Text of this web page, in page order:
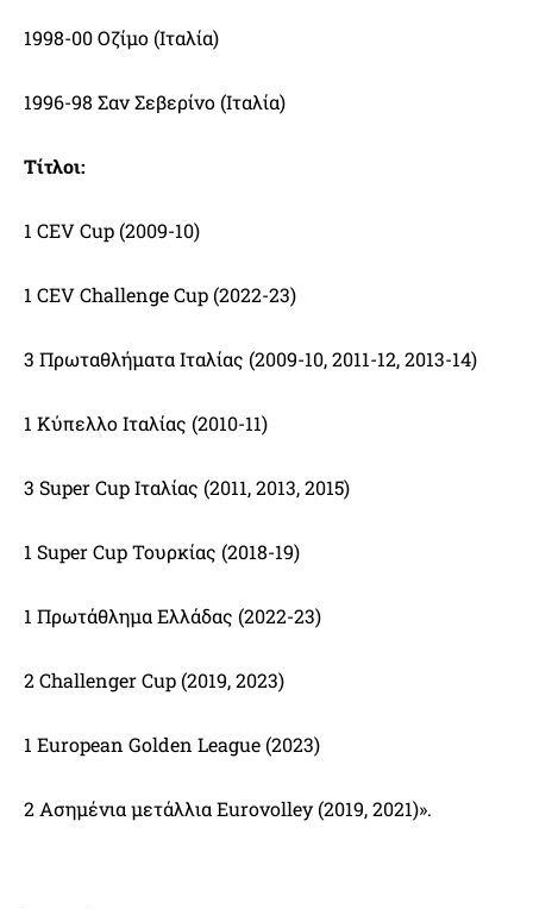
1998-00 Οζίμο (Ιταλία)
1996-98 Σαν Σεβερίνο (Ιταλία)
Τίτλοι:
1 CEV Cup (2009-10)
1 CEV Challenge Cup (2022-23)
3 Πρωταθλήματα Ιταλίας (2009-10, 2011-12, 2013-14)
1 Κύπελλο Ιταλίας (2010-11)
3 Super Cup Ιταλίας (2011, 2013, 2015)
1 Super Cup Τουρκίας (2018-19)
1 Πρωτάθλημα Ελλάδας (2022-23)
2 Challenger Cup (2019, 2023)
1 European Golden League (2023)
2 Ασημένια μετάλλια Eurovolley (2019, 2021)».